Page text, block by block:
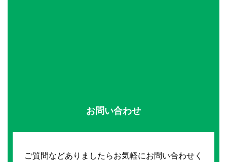
お問い合わせ
ご質問などありましたらお気軽にお問い合わせく